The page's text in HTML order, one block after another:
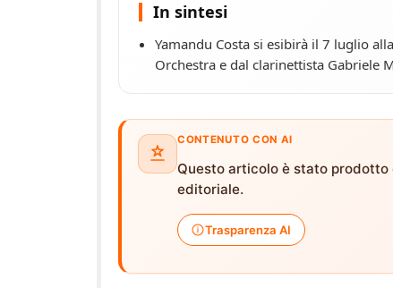
In sintesi
Yamandu Costa si esibirà il 7 luglio
Orchestra e dal clarinettista Gabriele
CONTENUTO CON AI
Questo articolo è stato
editoriale.
Trasparenza AI